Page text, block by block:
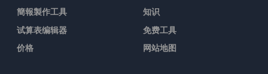
簡報製作工具
试算表编辑器
价格
知识
免费工具
网站地图